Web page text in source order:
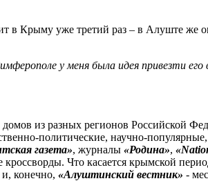
в Крыму уже третий раз – в Алуште же
у меня была идея привезти
из разных регионов Российской
политические, научно-
газета», журналы «Родина»,
кроссворды. Что касается крымской
и, конечно, «Алуштинский вестник» -